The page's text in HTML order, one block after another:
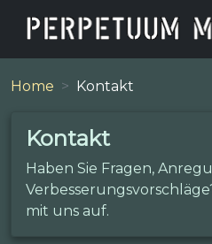
Home Kontakt
Kontakt
Haben Sie Fragen,
mit uns auf.